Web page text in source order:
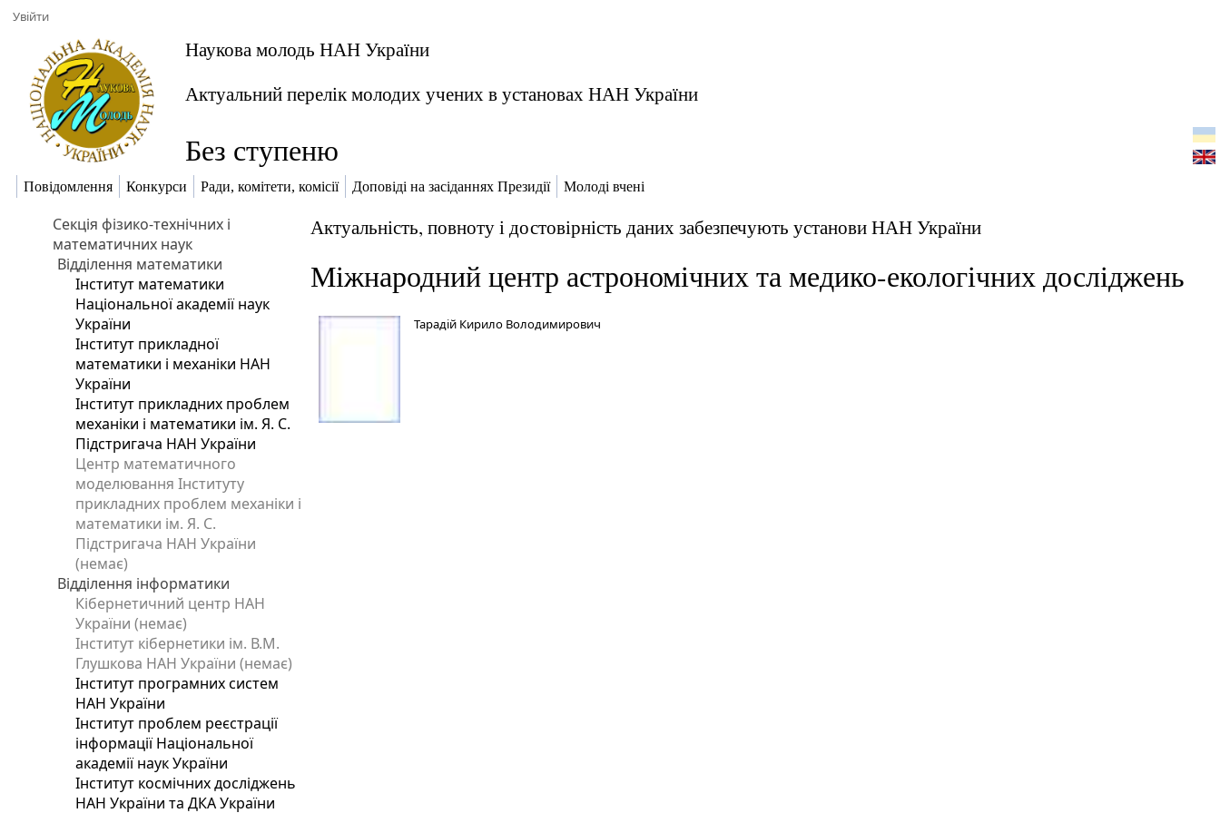
Увійти
Наукова молодь НАН України
Актуальний перелік молодих учених в установах НАН України
Без ступеню
Повідомлення Конкурси Ради, комітети, комісії Доповіді на засіданнях Президії Молоді вчені
Секція фізико-технічних і
математичних наук
Відділення математики
Інститут математики
Національної академії наук
України
Інститут прикладної
математики і механіки НАН
України
Інститут прикладних проблем
механіки і математики ім. Я. С.
Підстригача НАН України
Центр математичного
моделювання Інституту
прикладних проблем механіки і
математики ім. Я. С.
Підстригача НАН України
(немає)
Відділення інформатики
Кібернетичний центр НАН
України (немає)
Інститут кібернетики ім. В.М.
Глушкова НАН України (немає)
Інститут програмних систем
НАН України
Інститут проблем реєстрації
інформації Національної
академії наук України
Інститут космічних досліджень
НАН України та ДКА України
Актуальність, повноту і достовірність даних забезпечують установи НАН України
Міжнародний центр астрономічних та медико-екологічних досліджень
Тарадій Кирило Володимирович